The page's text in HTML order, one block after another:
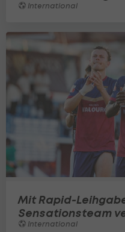
International
Mit Rapid-
Sensationsteam
International